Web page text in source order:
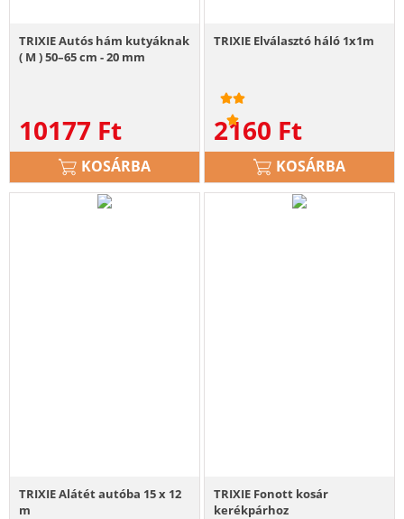
TRIXIE Autós hám kutyáknak
( M ) 50–65 cm - 20 mm
10177 Ft
KOSÁRBA
TRIXIE Elválasztó háló 1x1m
2160 Ft
KOSÁRBA
TRIXIE Alátét autóba 15 x 12
m
TRIXIE Fonott kosár
kerékpárhoz